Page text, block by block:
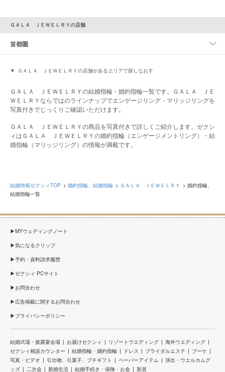
ＧＡＬＡ ＪＥＷＥＬＲＹの店舗
首都圏
ＧＡＬＡ ＪＥＷＥＬＲＹの店舗があるエリアで探しなおす
ＧＡＬＡ ＪＥＷＥＬＲＹの結婚指輪・婚約指輪一覧です。ＧＡＬＡ ＪＥ
ＷＥＬＲＹならではのラインナップでエンゲージリング・マリッジリングを
写真付きでじっくりご確認いただけます。
ＧＡＬＡ ＪＥＷＥＬＲＹの商品を写真付きで詳しくご紹介します。ゼクシ
ィはＧＡＬＡ ＪＥＷＥＬＲＹの婚約指輪（エンゲージメントリング）・結
婚指輪（マリッジリング）の情報が満載です。
結婚情報ゼクシィTOP 婚約指輪、結婚指輪 ＧＡＬＡ ＪＥＷＥＬＲＹ
婚約指輪、
結婚指輪一覧
MYウェディングノート
気になるクリップ
予約・資料請求履歴
ゼクシィ PCサイト
お問合わせ
広告掲載に関するお問合わせ
プライバシーポリシー
結婚式場・披露宴会場 お届けゼクシィ リゾートウエディング
海外ウエディング
ゼクシィ相談カウンター
結婚指輪・婚約指輪 ドレス ブライダルエステ
ブーケ
写真・ビデオ
引出物、引菓子、プチギフト ペーパーアイテム
演出・ウエルカムグ
ッズ
二次会 新婚生活 結婚手続き・保険・お金 新居